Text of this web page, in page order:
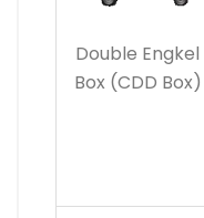
Double Engkel
Box (CDD Box)